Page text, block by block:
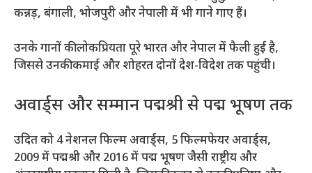
कन्नड़, बंगाली, भोजपुरी और नेपाली में भी गाने गाए हैं।
उनके गानों की लोकप्रियता पूरे भारत और नेपाल में फैली हुई है,
जिससे उनकी कमाई और शोहरत दोनों देश-विदेश तक पहुंची।
अवार्ड्स और सम्मान पद्मश्री से पद्म भूषण तक
उदित को 4 नेशनल फिल्म अवार्ड्स, 5 फिल्मफेयर अवार्ड्स,
2009 में पद्मश्री और 2016 में पद्म भूषण जैसी राष्ट्रीय और